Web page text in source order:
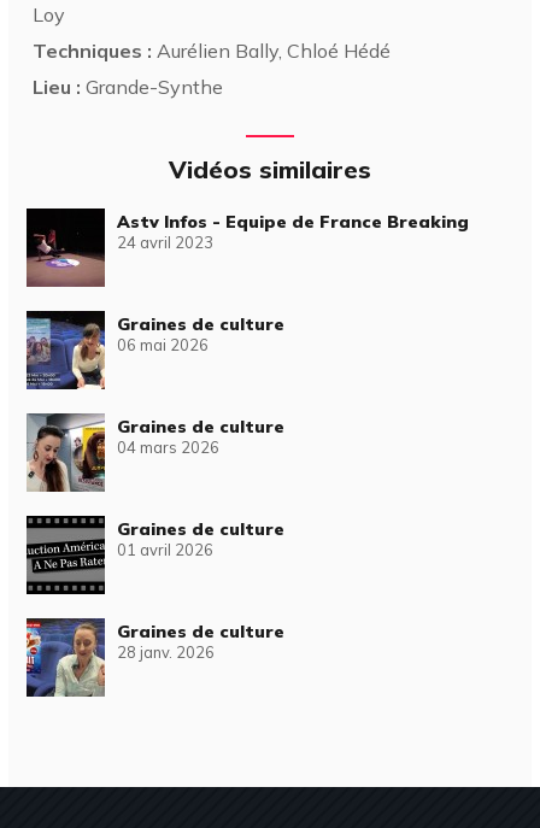
Loy
Techniques : Aurélien Bally, Chloé Hédé
Lieu : Grande-Synthe
Vidéos similaires
Astv Infos - Equipe de France Breaking
24 avril 2023
Graines de culture
06 mai 2026
Graines de culture
04 mars 2026
Graines de culture
01 avril 2026
Graines de culture
28 janv. 2026